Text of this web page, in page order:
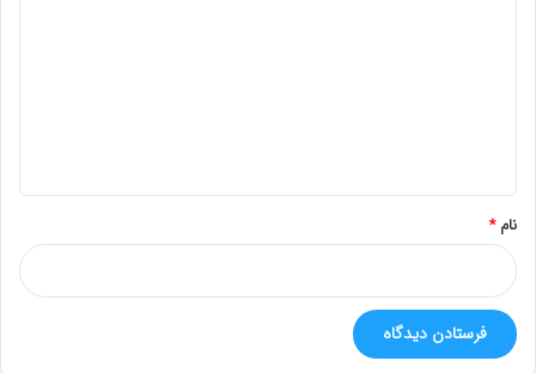
نام*